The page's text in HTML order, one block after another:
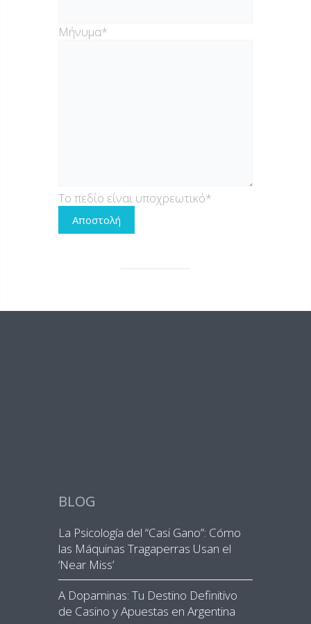
Μήνυμα*
Το πεδίο είναι υποχρεωτικό*
BLOG
La Psicología del “Casi Gano”: Cómo
las Máquinas Tragaperras Usan el
‘Near Miss’
A Dopaminas: Tu Destino Definitivo
de Casino y Apuestas en Argentina